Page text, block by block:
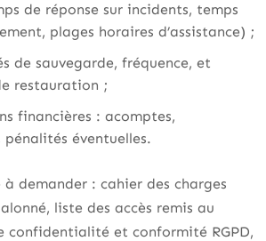
de réponse sur incidents, temps
plages horaires d’assistance) ;
de sauvegarde, fréquence, et
restauration ;
financières : acomptes,
éventuelles.
demander : cahier des charges
liste des accès remis au
confidentialité et conformité RGPD,